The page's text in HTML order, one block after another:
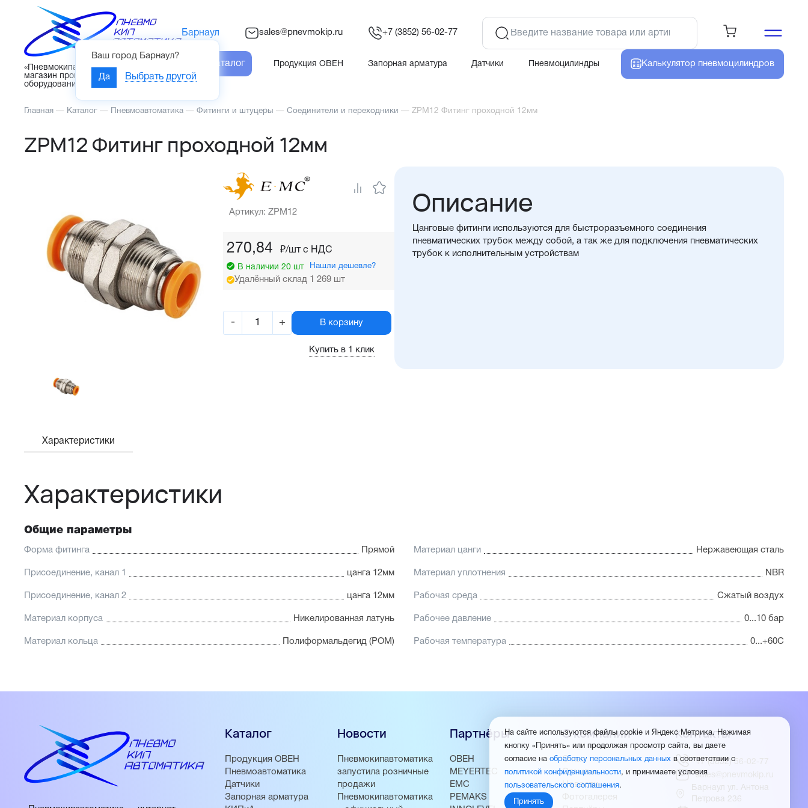
«Пневмокипавтоматика» – интернет-
магазин промышленного
оборудования
Барнаул
Ваш город Барнаул?
Да Выбрать другой
sales@pnevmokip.ru +7 (3852) 56-02-77
Каталог Продукция ОВЕН Запорная арматура Датчики Пневмоцилиндры Калькулятор пневмоцилиндров
Главная — Каталог — Пневмоавтоматика — Фитинги и штуцеры — Соединители и переходники — ZPM12 Фитинг проходной 12мм
ZPM12 Фитинг проходной 12мм
Артикул: ZPM12
270,84 ₽/шт c НДС
В наличии 20 шт Нашли дешевле?
Удалённый склад 1 269 шт
- + В корзину
Купить в 1 клик
Описание
Цанговые фитинги используются для быстроразъемного соединения
пневматических трубок между собой, а так же для подключения пневматических
трубок к исполнительным устройствам
Характеристики
Характеристики
Общие параметры
Форма фитинга Прямой Материал цанги Нержавеющая сталь
Присоединение, канал 1 цанга 12мм Материал уплотнения NBR
Присоединение, канал 2 цанга 12мм Рабочая среда Сжатый воздух
Материал корпуса Никелированная латунь Рабочее давление 0...10 бар
Материал кольца Полиформальдегид (POM) Рабочая температура 0...+60С
Каталог
Продукция ОВЕН
Пневмоавтоматика
Датчики
Запорная арматура
Новости
Пневмокипавтоматика
запустила розничные
продажи
Пневмокипавтоматика
Партнёры
ОВЕН
MEYERTEC
EMC
PEMAKS
О компании
О нас
Отзывы
Новости
Фотогалерея
Контакты
+7 (3852) 56-02-77
sales@pnevmokip.ru
Барнаул ул. Антона
Петрова 236
На сайте используются файлы cookie и Яндекс Метрика. Нажимая
кнопку «Принять» или продолжая просмотр сайта, вы даете
согласие на обработку персональных данных в соответствии с
политикой конфиденциальности, и принимаете условия
пользовательского соглашения.
Принять